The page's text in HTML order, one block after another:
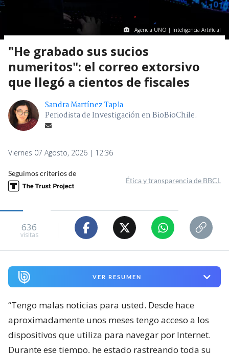
Agencia UNO | Inteligencia Artificial
"He grabado sus sucios
numeritos": el correo extorsivo
que llegó a cientos de fiscales
Sandra Martínez Tapia
Periodista de Investigación en BioBioChile.
Viernes 07 Agosto, 2026 | 12:36
Seguimos criterios de
Ética y transparencia de BBCL
636
visitas
VER RESUMEN
“Tengo malas noticias para usted. Desde hace
aproximadamente unos meses tengo acceso a los
dispositivos que utiliza para navegar por Internet.
Durante ese tiempo, he estado rastreando toda su